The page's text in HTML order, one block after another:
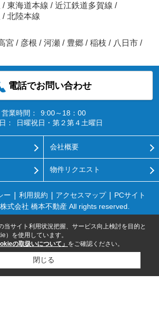
/ 東海道本線 / 近江鉄道多賀線 /
/ 北陸本線
宮 / 彦根 / 河瀬 / 豊郷 / 稲枝 / 八日市 /
電話でお問い合わせ
営業時間：
9:00～18：00
：
日曜祝日・第２第４土曜日
会社概要
物件リクエスト
ー 利用規約 アクセスマップ
PCサイト
式会社 橋本不動産 All rights reserved.
当サイト利用状況把握、サービス向上検討を目的と
）を使用しています。
の取扱いについて」 をご確認ください。
閉じる